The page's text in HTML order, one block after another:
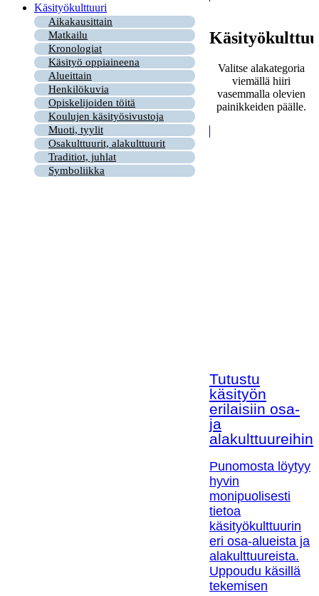
Käsityökulttuuri
Aikakausittain
Matkailu
Kronologiat
Käsityö oppiaineena
Alueittain
Henkilökuvia
Opiskelijoiden töitä
Koulujen käsityösivustoja
Muoti, tyylit
Osakulttuurit, alakulttuurit
Traditiot, juhlat
Symboliikka
Valitse alakategoria
viemällä hiiri
vasemmalla olevien
painikkeiden päälle.
Tutustu
käsityön
erilaisiin osa-
ja
alakulttuureihin!
Punomosta löytyy
hyvin
monipuolisesti
tietoa
käsityökulttuurin
eri osa-alueista ja
alakulttuureista.
Uppoudu käsillä
tekemisen